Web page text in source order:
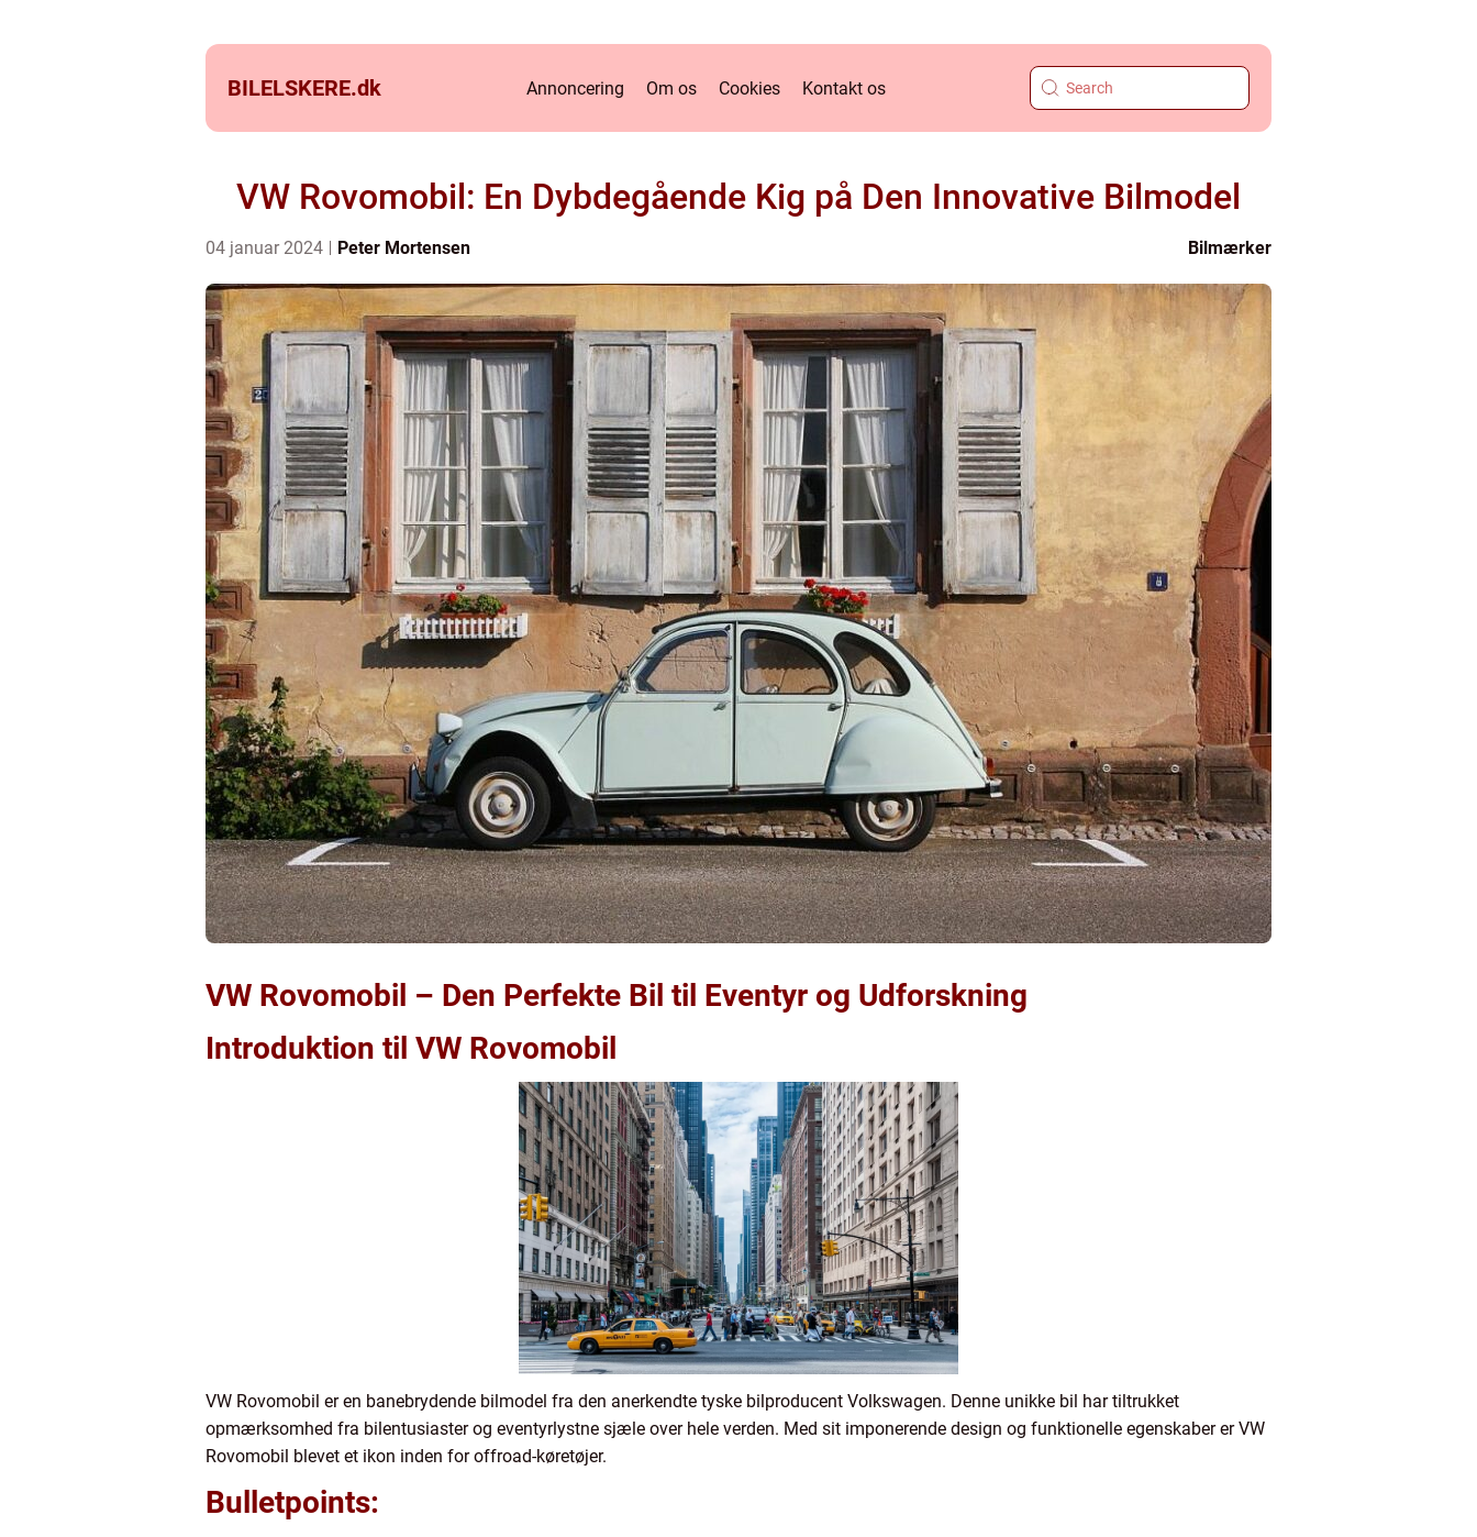
BILELSKERE.dk Annoncering Om os Cookies Kontakt os
VW Rovomobil: En Dybdegående Kig på Den Innovative Bilmodel
04 januar 2024 Peter Mortensen Bilmærker
VW Rovomobil – Den Perfekte Bil til Eventyr og Udforskning
Introduktion til VW Rovomobil
VW Rovomobil er en banebrydende bilmodel fra den anerkendte tyske bilproducent Volkswagen. Denne unikke bil har tiltrukket
opmærksomhed fra bilentusiaster og eventyrlystne sjæle over hele verden. Med sit imponerende design og funktionelle egenskaber er VW
Rovomobil blevet et ikon inden for offroad-køretøjer.
Bulletpoints: